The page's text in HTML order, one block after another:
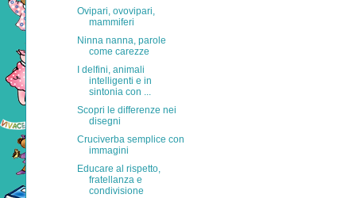
Ovipari, ovovipari,
mammiferi
Ninna nanna, parole
come carezze
I delfini, animali
intelligenti e in
sintonia con ...
Scopri le differenze nei
disegni
Cruciverba semplice con
immagini
Educare al rispetto,
fratellanza e
condivisione